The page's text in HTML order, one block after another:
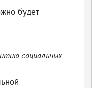
будет
социальных